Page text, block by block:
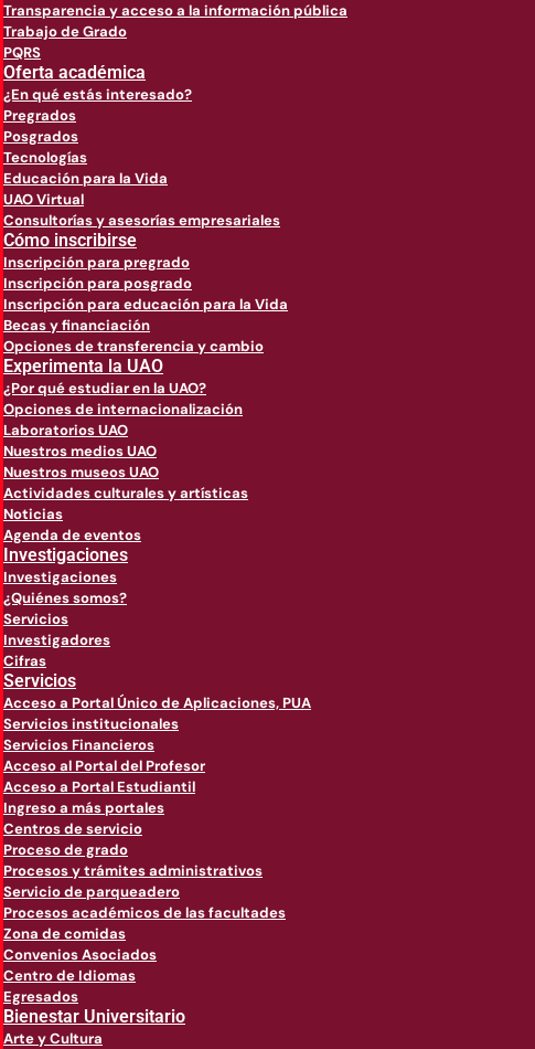
Transparencia y acceso a la información pública
Trabajo de Grado
PQRS
Oferta académica
¿En qué estás interesado?
Pregrados
Posgrados
Tecnologías
Educación para la Vida
UAO Virtual
Consultorías y asesorías empresariales
Cómo inscribirse
Inscripción para pregrado
Inscripción para posgrado
Inscripción para educación para la Vida
Becas y financiación
Opciones de transferencia y cambio
Experimenta la UAO
¿Por qué estudiar en la UAO?
Opciones de internacionalización
Laboratorios UAO
Nuestros medios UAO
Nuestros museos UAO
Actividades culturales y artísticas
Noticias
Agenda de eventos
Investigaciones
Investigaciones
¿Quiénes somos?
Servicios
Investigadores
Cifras
Servicios
Acceso a Portal Único de Aplicaciones, PUA
Servicios institucionales
Servicios Financieros
Acceso al Portal del Profesor
Acceso a Portal Estudiantil
Ingreso a más portales
Centros de servicio
Proceso de grado
Procesos y trámites administrativos
Servicio de parqueadero
Procesos académicos de las facultades
Zona de comidas
Convenios Asociados
Centro de Idiomas
Egresados
Bienestar Universitario
Arte y Cultura